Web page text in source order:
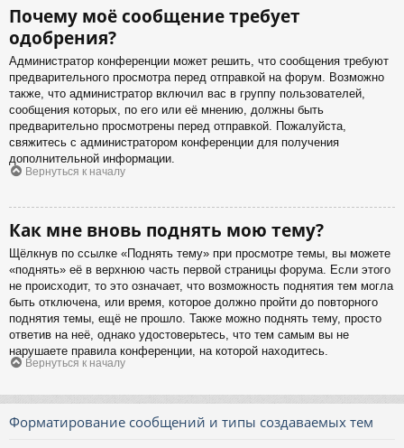
Почему моё сообщение требует
одобрения?
Администратор конференции может решить, что сообщения требуют
предварительного просмотра перед отправкой на форум. Возможно
также, что администратор включил вас в группу пользователей,
сообщения которых, по его или её мнению, должны быть
предварительно просмотрены перед отправкой. Пожалуйста,
свяжитесь с администратором конференции для получения
дополнительной информации.
Вернуться к началу
Как мне вновь поднять мою тему?
Щёлкнув по ссылке «Поднять тему» при просмотре темы, вы можете
«поднять» её в верхнюю часть первой страницы форума. Если этого
не происходит, то это означает, что возможность поднятия тем могла
быть отключена, или время, которое должно пройти до повторного
поднятия темы, ещё не прошло. Также можно поднять тему, просто
ответив на неё, однако удостоверьтесь, что тем самым вы не
нарушаете правила конференции, на которой находитесь.
Вернуться к началу
Форматирование сообщений и типы создаваемых тем